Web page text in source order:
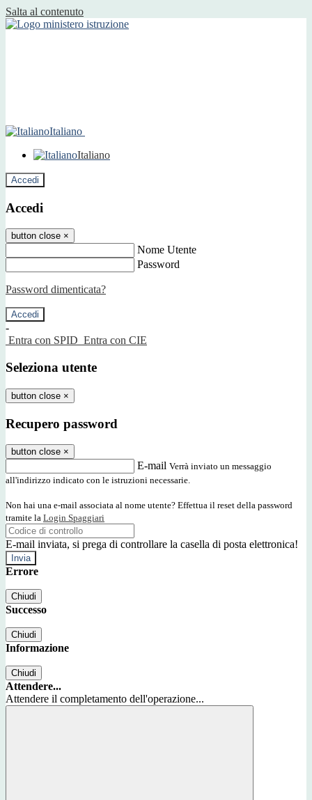
Salta al contenuto
Italiano
Italiano
Accedi
Accedi
button close ×
Nome Utente
Password
Password dimenticata?
-
Entra con SPID Entra con CIE
Seleziona utente
button close ×
Recupero password
button close ×
E-mail Verrà inviato un messaggio
all'indirizzo indicato con le istruzioni necessarie.
Non hai una e-mail associata al nome utente? Effettua il reset della password
tramite la Login Spaggiari
E-mail inviata, si prega di controllare la casella di posta elettronica!
Errore
Chiudi
Successo
Chiudi
Informazione
Chiudi
Attendere...
Attendere il completamento dell'operazione...